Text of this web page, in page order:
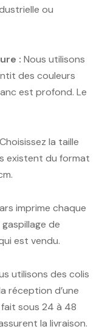
ou
: Nous utilisons
des couleurs
est profond. Le
la taille
existent du format
imprime chaque
de
est vendu.
utilisons des colis
réception d’une
sous 24 à 48
la livraison.